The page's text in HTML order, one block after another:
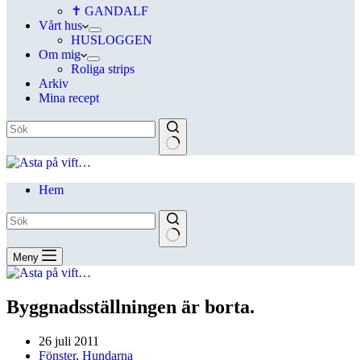
✝ GANDALF
Vårt hus
HUSLOGGEN
Om mig
Roliga strips
Arkiv
Mina recept
Hem
Meny
Byggnadsställningen är borta.
26 juli 2011
Fönster, Hundarna